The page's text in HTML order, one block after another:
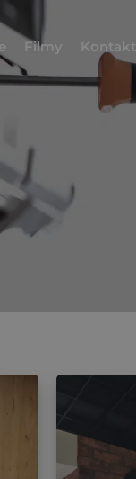
Filmy Kontakt